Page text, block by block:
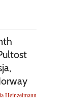
Heinzelmann